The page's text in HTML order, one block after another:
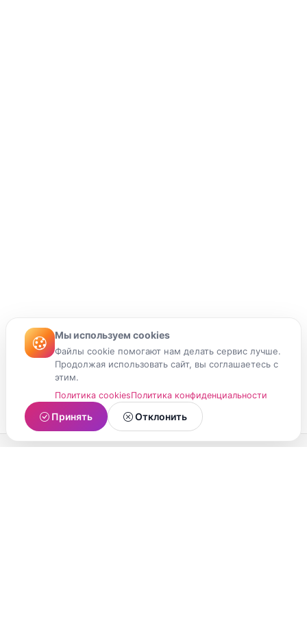
Мы используем cookies
Файлы cookie помогают нам делать сервис лучше.
Продолжая использовать сайт, вы соглашаетесь с
этим.
Политика cookiesПолитика конфиденциальности
Принять Отклонить